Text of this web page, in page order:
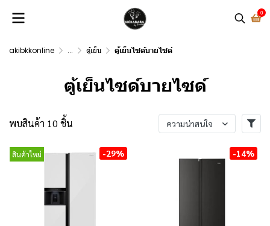
0
akibkkonline ... ตู้เย็น ตู้เย็นไซด์บายไซด์
ตู้เย็นไซด์บายไซด์
พบสินค้า 10 ชิ้น ความน่าสนใจ
สินค้าใหม่ -29% -14%